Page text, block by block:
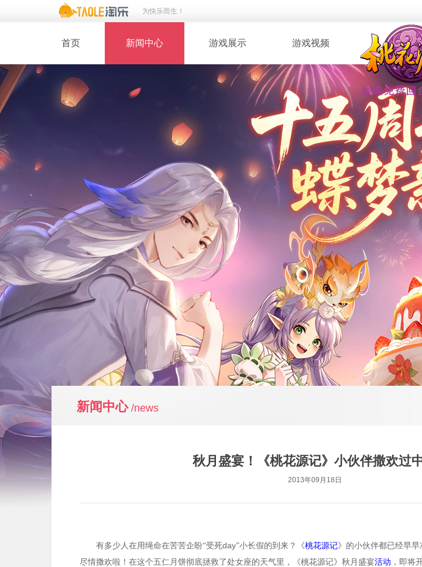
为快乐而生！
首页 新闻中心 游戏展示 游戏视频
· 维护公告
· 桃花美人
· 桃花服战
· 玩家自制
· 版本CG
· 解说视频
新闻中心 /news
秋月盛宴！《桃花源记》小伙伴撒欢过
2013年09月18日
有多少人在用绳命在苦苦企盼“受死day”小长假的到来？《桃花源记》的小伙伴都已经早
尽情撒欢啦！在这个五仁月饼彻底拯救了处女座的天气里，《桃花源记》秋月盛宴活动 ，即将